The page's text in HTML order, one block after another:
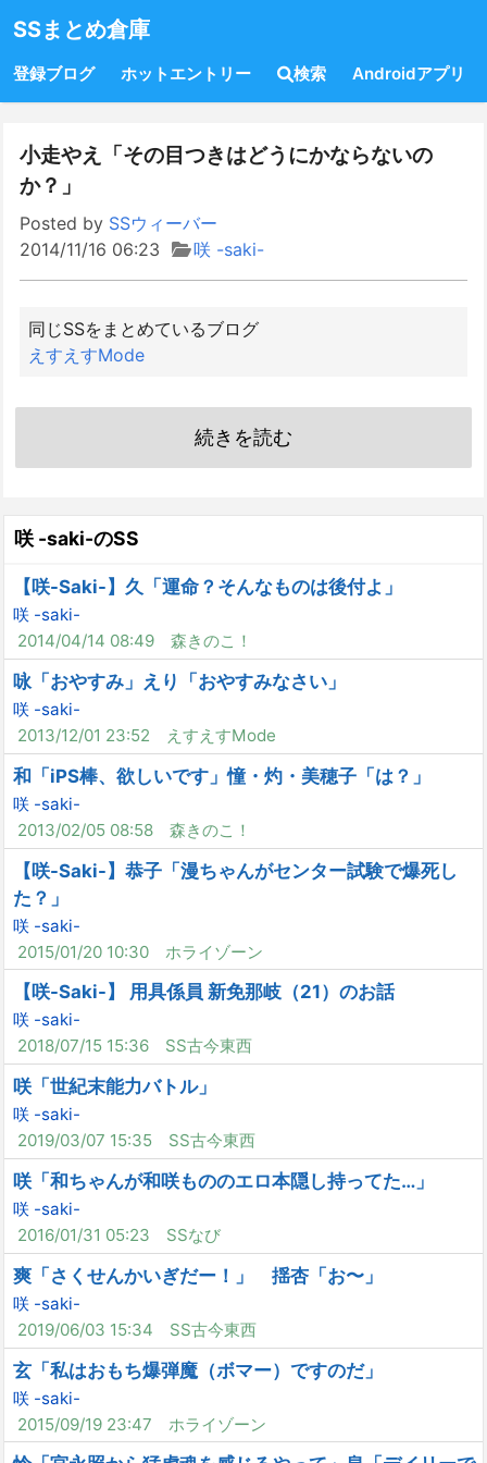
SSまとめ倉庫
登録ブログ ホットエントリー 検索 Androidアプリ
小走やえ「その目つきはどうにかならないの
か？」
Posted by SSウィーバー
2014/11/16 06:23
咲 -saki-
同じSSをまとめているブログ
えすえすMode
続きを読む
咲 -saki-のSS
【咲-Saki-】久「運命？そんなものは後付よ」
咲 -saki-
2014/04/14 08:49
森きのこ！
咏「おやすみ」えり「おやすみなさい」
咲 -saki-
2013/12/01 23:52
えすえすMode
和「iPS棒、欲しいです」憧・灼・美穂子「は？」
咲 -saki-
2013/02/05 08:58
森きのこ！
【咲-Saki-】恭子「漫ちゃんがセンター試験で爆死し
た？」
咲 -saki-
2015/01/20 10:30
ホライゾーン
【咲-Saki-】 用具係員 新免那岐（21）のお話
咲 -saki-
2018/07/15 15:36
SS古今東西
咲「世紀末能力バトル」
咲 -saki-
2019/03/07 15:35
SS古今東西
咲「和ちゃんが和咲もののエロ本隠し持ってた…」
咲 -saki-
2016/01/31 05:23
SSなび
爽「さくせんかいぎだー！」 揺杏「お〜」
咲 -saki-
2019/06/03 15:34
SS古今東西
玄「私はおもち爆弾魔（ボマー）ですのだ」
咲 -saki-
2015/09/19 23:47
ホライゾーン